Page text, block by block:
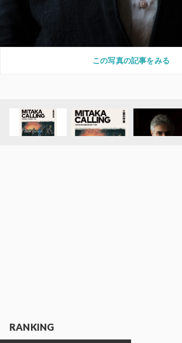
この写真の記事をみる
RANKING